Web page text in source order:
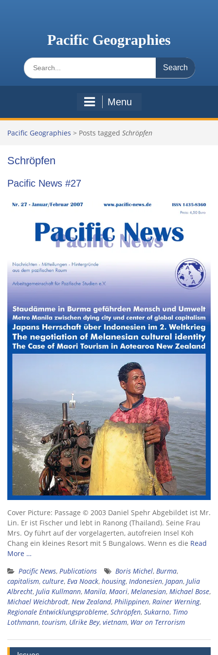
Pacific Geographies
Search
for:
Menu
Pacific Geographies > Posts tagged Schröpfen
Schröpfen
Pacific News #27
Cover Picture: Passage © 2003 Daniel Spehr Abgebildet ist Mr.
Lin. Er ist Fischer und lebt in Ranong (Thailand). Seine Frau
Mrs. Oy führt auf der vorgelagerten, autofreien Insel Koh
Chang ein kleines Resort mit 5 Bungalows. Wenn es die Read
More …
Pacific News, Publications Boris Michel, Burma,
capitalism, culture, Eva Noack, housing, Indonesien, Japan, Julia
Albrecht, Julia Kullmann, Manila, Maori, Melanesian, Michael Bose,
Michael Weichbrodt, New Zealand, Philippinen, Rainer Werning,
Regionale Entwicklungsprobleme, Schröpfen, Sukarno, Timo
Lothmann, tourism, Ulrike Bey, vietnam, War on Terrorism